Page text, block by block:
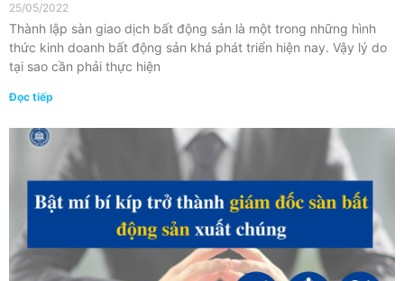
25/05/2022
Thành lập sàn giao dịch bất động sản là một trong những hình
thức kinh doanh bất động sản khá phát triển hiện nay. Vậy lý do
tại sao cần phải thực hiện
Đọc tiếp